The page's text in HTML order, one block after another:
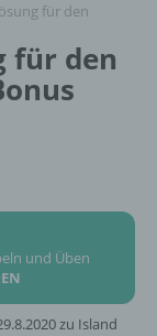
für den
für den
und Üben
zu Island